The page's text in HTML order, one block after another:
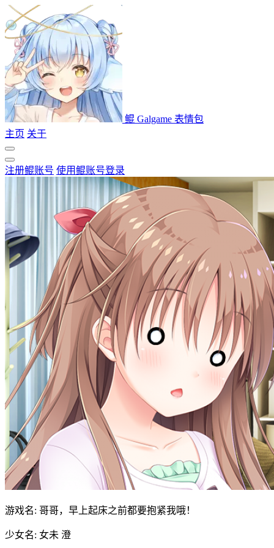
鲲 Galgame 表情包
主页 关于
注册鲲账号 使用鲲账号登录
游戏名: 哥哥，早上起床之前都要抱紧我哦！
少女名: 女未 澄